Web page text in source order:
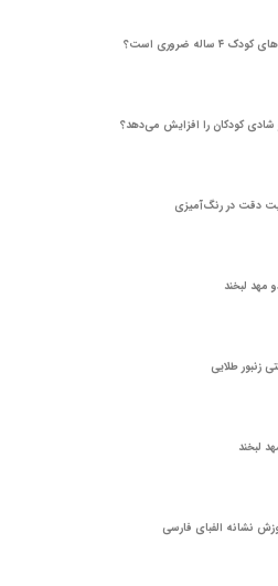
ضروری است؟
کودکان را افزایش می‌دهد؟
دقت در رنگ‌آمیزی
مهد لبخند
لبخند
نشانه الفبای فارسی